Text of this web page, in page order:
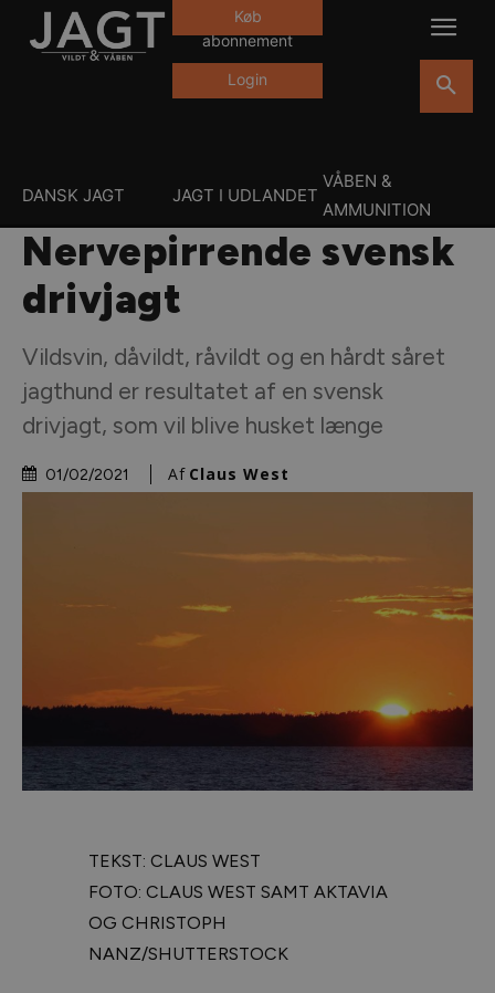
Køb
abonnement
Login
DANSK JAGT JAGT I UDLANDET
VÅBEN &
AMMUNITION
Nervepirrende svensk
drivjagt
Vildsvin, dåvildt, råvildt og en hårdt såret
jagthund er resultatet af en svensk
drivjagt, som vil blive husket længe
01/02/2021 Af Claus West
TEKST: CLAUS WEST
FOTO: CLAUS WEST SAMT AKTAVIA
OG CHRISTOPH
NANZ/SHUTTERSTOCK